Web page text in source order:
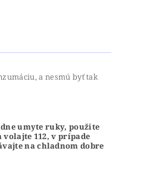
a nesmú byť tak
umyte ruky, použite
112, v prípade
na chladnom dobre